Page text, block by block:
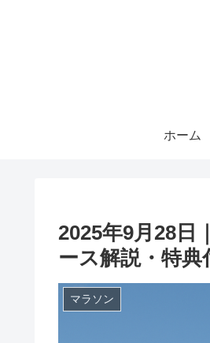
ホーム
2025年9月28日
ース解説・特典
マラソン